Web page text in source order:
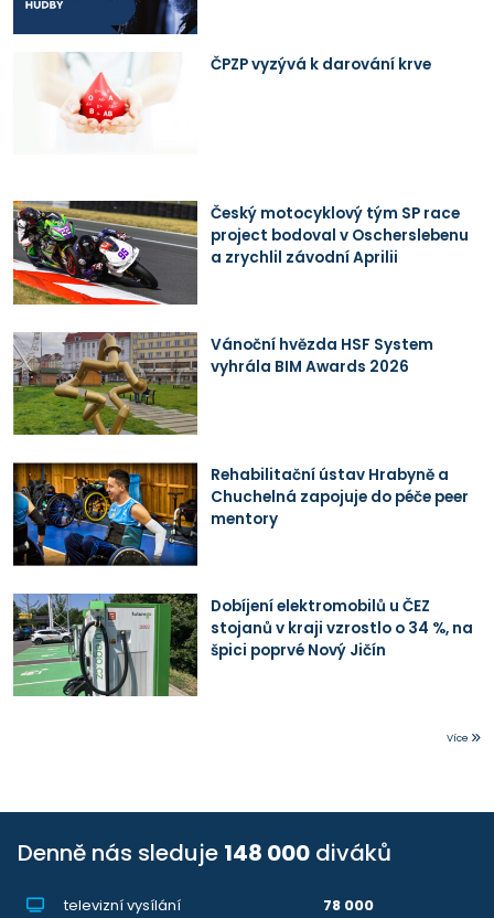
ČPZP vyzývá k darování krve
Český motocyklový tým SP race
project bodoval v Oscherslebenu
a zrychlil závodní Aprilii
Vánoční hvězda HSF System
vyhrála BIM Awards 2026
Rehabilitační ústav Hrabyně a
Chuchelná zapojuje do péče peer
mentory
Dobíjení elektromobilů u ČEZ
stojanů v kraji vzrostlo o 34 %, na
špici poprvé Nový Jičín
Více
Denně nás sleduje 148 000 diváků
televizní vysílání
78 000